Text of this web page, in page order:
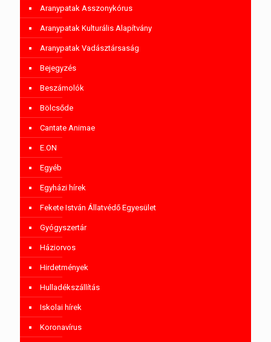
Aranypatak Asszonykórus
Aranypatak Kulturális Alapítvány
Aranypatak Vadásztársaság
Bejegyzés
Beszámolók
Bölcsőde
Cantate Animae
E.ON
Egyéb
Egyházi hírek
Fekete István Állatvédő Egyesület
Gyógyszertár
Háziorvos
Hirdetmények
Hulladékszállítás
Iskolai hírek
Koronavírus